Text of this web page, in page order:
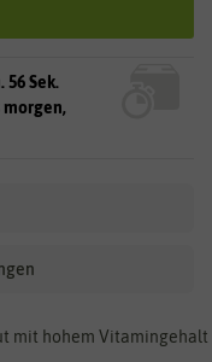
56 Sek.
mit hohem Vitamingehalt